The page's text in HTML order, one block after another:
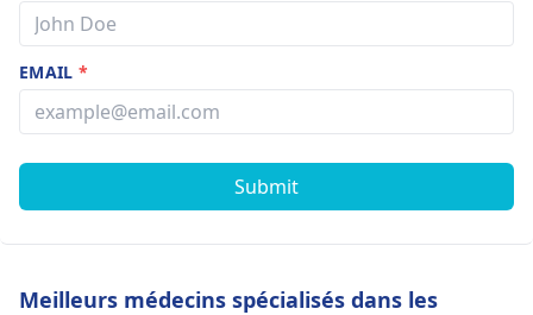
EMAIL*
Submit
Meilleurs médecins spécialisés dans les